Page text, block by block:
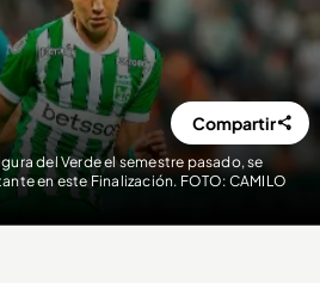
del Verde el semestre pasado, se
en este Finalización. FOTO: CAMILO
Compartir